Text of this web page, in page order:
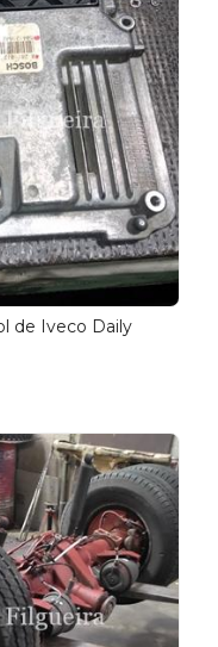
de Iveco Daily